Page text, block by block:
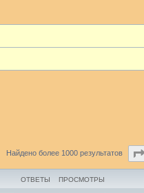
Найдено более 1000 результатов
ОТВЕТЫ ПРОСМОТРЫ